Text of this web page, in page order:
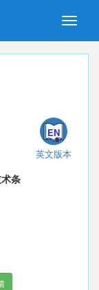
Toggle
国家标准
in foreign
EN
英文版本
条